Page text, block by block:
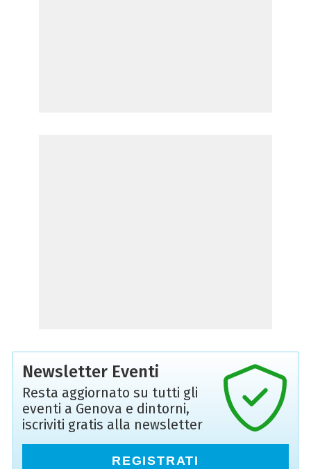
Newsletter Eventi
Resta aggiornato su tutti gli
eventi a Genova e dintorni,
iscriviti gratis alla newsletter
REGISTRATI